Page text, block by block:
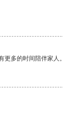
多的时间陪伴家人。